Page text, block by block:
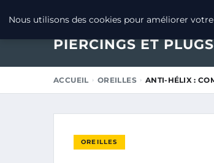
PIERCINGS ET PLUGS
ACCUEIL OREILLES ANTI-HÉLIX :
OREILLES
Nous utilisons des cookies pour améliorer